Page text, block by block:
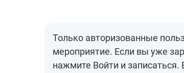
Только авторизованные
мероприятие. Если вы уже
нажмите Войти и записаться.